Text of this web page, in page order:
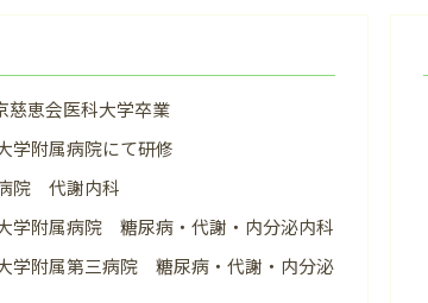
慈恵会医科大学卒業
学附属病院にて研修
院 代謝内科
学附属病院 糖尿病・代謝・内分泌内科
学附属第三病院 糖尿病・代謝・内分泌